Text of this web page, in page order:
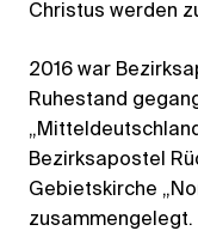
Christus werden
2016 war
Ruhestand
Bezirksapostel
Gebietskirche
zusammengelegt.